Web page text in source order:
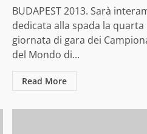
BUDAPEST 2013. Sarà
dedicata alla spada la quarta
giornata di gara dei
del Mondo di...
Read More